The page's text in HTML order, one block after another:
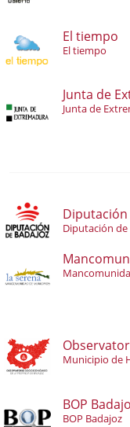
El tiempo
El tiempo
Junta de
Junta de
Diputación
Diputación de
Municipio de
BOP
BOP Badajoz